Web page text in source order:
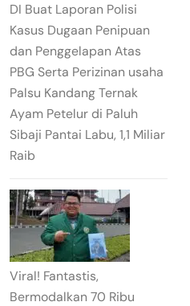
DI Buat Laporan Polisi
Kasus Dugaan Penipuan
dan Penggelapan Atas
PBG Serta Perizinan usaha
Palsu Kandang Ternak
Ayam Petelur di Paluh
Sibaji Pantai Labu, 1,1 Miliar
Raib
Viral! Fantastis,
Bermodalkan 70 Ribu